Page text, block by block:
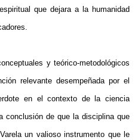
que dejara a la humanidad
y teórico-metodológicos
relevante desempeñada por el
en el contexto de la ciencia
conclusión de que la disciplina que
un valioso instrumento que le